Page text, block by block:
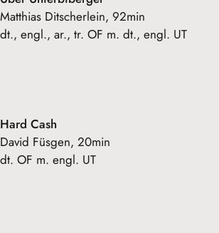
Matthias Ditscherlein, 92min
dt., engl., ar., tr. OF m. dt., engl. UT
Hard Cash
David Füsgen, 20min
dt. OF m. engl. UT